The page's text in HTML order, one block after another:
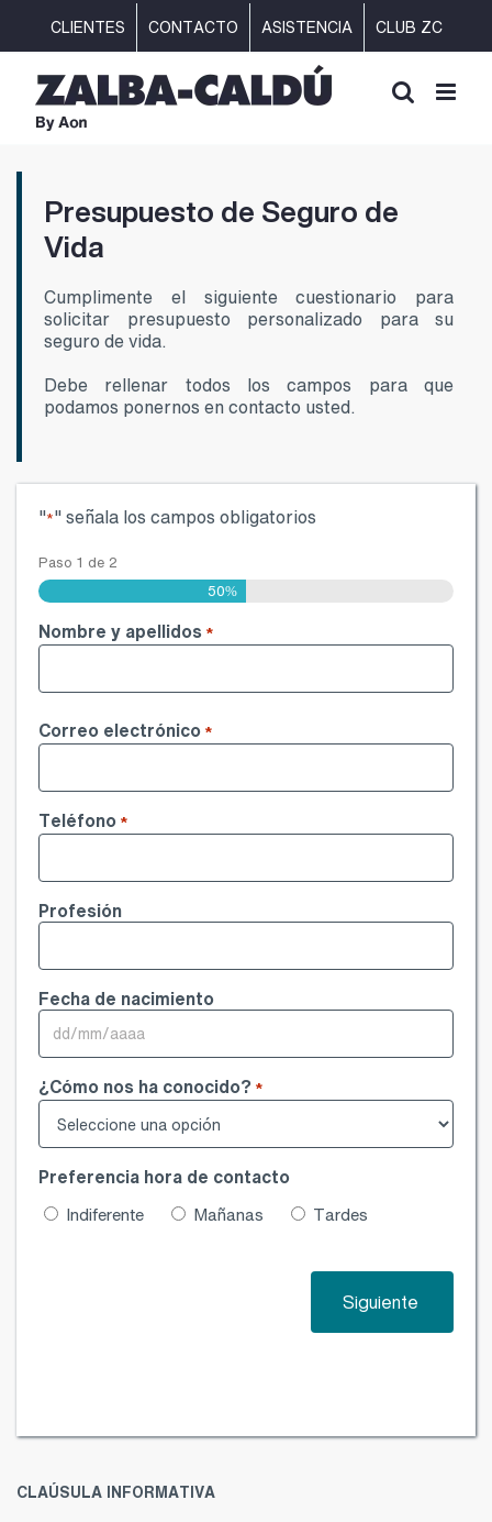
contenido
CLIENTES CONTACTO ASISTENCIA CLUB ZC
"*" señala los campos obligatorios
Paso 1 de 2
50%
Nombre y apellidos *
Correo electrónico *
Teléfono *
Profesión
Fecha de nacimiento
DD
barra
MM
barra
AAAA
¿Cómo nos ha conocido? *
Preferencia hora de contacto
Indiferente Mañanas Tardes
Presupuesto de Seguro de
Vida
Cumplimente el siguiente cuestionario para
solicitar presupuesto personalizado para su
seguro de vida.
Debe rellenar todos los campos para que
podamos ponernos en contacto usted.
CLAÚSULA INFORMATIVA